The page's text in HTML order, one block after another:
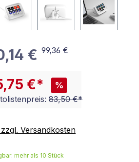
€ 99,36 €
€* %
83,50 €*
Versandkosten
mehr als 10 Stück